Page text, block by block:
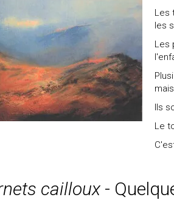
Les
les
Les
Ils
Le
cailloux -